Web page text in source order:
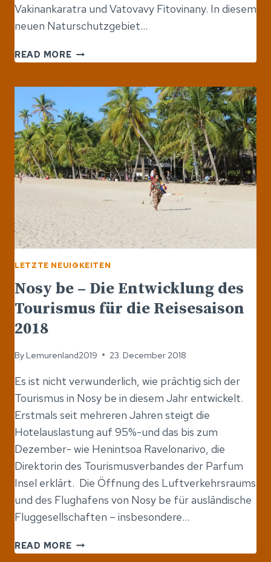
Vakinankaratra und Vatovavy Fitovinany. In diesem
neuen Naturschutzgebiet…
READ MOREERÖFFNUNG
EINES
NATIONALPARKS:
PARK
MAROLAMBO-
IN
DER
REGION
VON
LETZTE NEUIGKEITEN
Nosy be – Die Entwicklung des
Tourismus für die Reisesaison
2018
By Lemurenland2019 23. December 2018
Es ist nicht verwunderlich, wie prächtig sich der
Tourismus in Nosy be in diesem Jahr entwickelt.
Erstmals seit mehreren Jahren steigt die
Hotelauslastung auf 95%-und das bis zum
Dezember- wie Henintsoa Ravelonarivo, die
Direktorin des Tourismusverbandes der Parfum
Insel erklärt. Die Öffnung des Luftverkehrsraums
und des Flughafens von Nosy be für ausländische
Fluggesellschaften – insbesondere…
READ MORENOSY
BE